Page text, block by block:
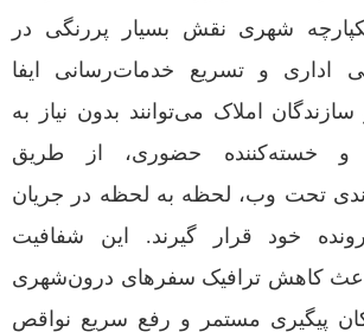
شهری نقش بسیار پررنگی در
اداری و تسریع خدمات‌رسانی ایفا
املاک می‌توانند بدون نیاز به
و خسته‌کننده حضوری، از طریق
تحت وب، لحظه به لحظه در جریان
خود قرار گیرند. این شفافیت
باعث کاهش ترافیک سفرهای درون‌شهری
پیگیری مستمر و رفع سریع نواقص